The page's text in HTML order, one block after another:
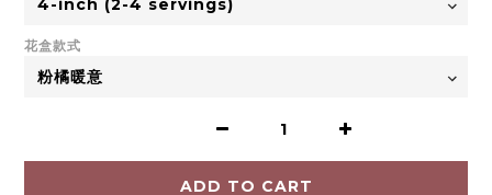
花盒款式
ADD TO CART